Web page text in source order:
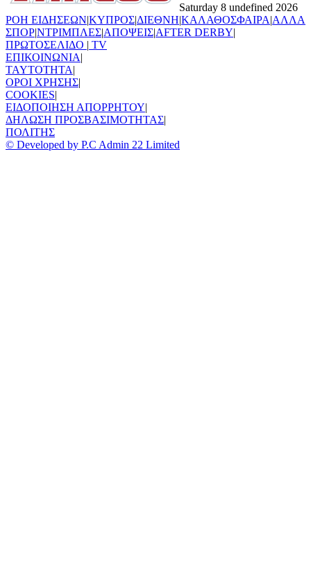
Saturday 8 undefined 2026
ΡΟΗ ΕΙΔΗΣΕΩΝ|ΚΥΠΡΟΣ|ΔΙΕΘΝΗ|ΚΑΛΑΘΟΣΦΑΙΡΑ|ΑΛΛΑ
ΣΠΟΡ|ΝΤΡΙΜΠΛΕΣ|ΑΠΟΨΕΙΣ|AFTER DERBY|
ΠΡΩΤΟΣΕΛΙΔΟ | TV
ΕΠΙΚΟΙΝΩΝΙΑ|
TAYTOTHTA|
ΟΡΟΙ ΧΡΗΣΗΣ|
COOKIES|
ΕΙΔΟΠΟΙΗΣΗ ΑΠΟΡΡΗΤΟΥ|
ΔΗΛΩΣΗ ΠΡΟΣΒΑΣΙΜΟΤΗΤΑΣ|
ΠΟΛΙΤΗΣ
© Developed by P.C Admin 22 Limited